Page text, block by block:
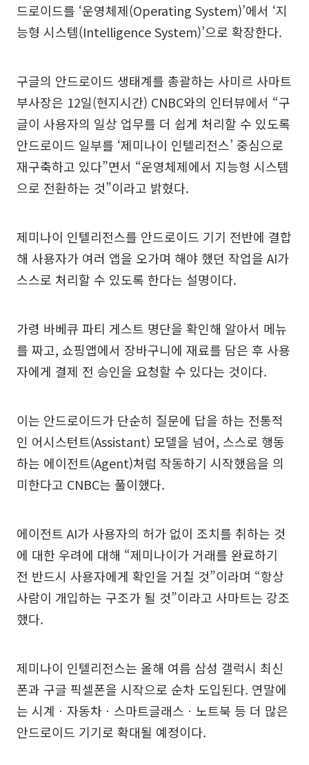
드로이드를 ‘운영체제(Operating System)’에서 ‘지
능형 시스템(Intelligence System)’으로 확장한다.
구글의 안드로이드 생태계를 총괄하는 사미르 사마트
부사장은 12일(현지시간) CNBC와의 인터뷰에서 “구
글이 사용자의 일상 업무를 더 쉽게 처리할 수 있도록
안드로이드 일부를 ‘제미나이 인텔리전스’ 중심으로
재구축하고 있다”면서 “운영체제에서 지능형 시스템
으로 전환하는 것”이라고 밝혔다.
제미나이 인텔리전스를 안드로이드 기기 전반에 결합
해 사용자가 여러 앱을 오가며 해야 했던 작업을 AI가
스스로 처리할 수 있도록 한다는 설명이다.
가령 바베큐 파티 게스트 명단을 확인해 알아서 메뉴
를 짜고, 쇼핑앱에서 장바구니에 재료를 담은 후 사용
자에게 결제 전 승인을 요청할 수 있다는 것이다.
이는 안드로이드가 단순히 질문에 답을 하는 전통적
인 어시스턴트(Assistant) 모델을 넘어, 스스로 행동
하는 에이전트(Agent)처럼 작동하기 시작했음을 의
미한다고 CNBC는 풀이했다.
에이전트 AI가 사용자의 허가 없이 조치를 취하는 것
에 대한 우려에 대해 “제미나이가 거래를 완료하기
전 반드시 사용자에게 확인을 거칠 것”이라며 “항상
사람이 개입하는 구조가 될 것”이라고 사마트는 강조
했다.
제미나이 인텔리전스는 올해 여름 삼성 갤럭시 최신
폰과 구글 픽셀폰을 시작으로 순차 도입된다. 연말에
는 시계ㆍ자동차ㆍ스마트글래스ㆍ노트북 등 더 많은
안드로이드 기기로 확대될 예정이다.